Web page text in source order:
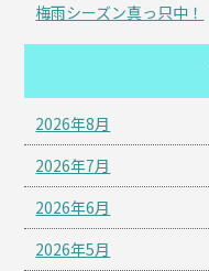
梅雨シーズン真っ只中！
2026年8月
2026年7月
2026年6月
2026年5月